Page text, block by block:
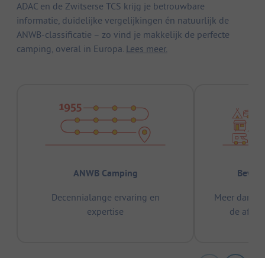
ADAC en de Zwitserse TCS krijg je betrouwbare
informatie, duidelijke vergelijkingen én natuurlijk de
ANWB-classificatie – zo vind je makkelijk de perfecte
camping, overal in Europa. Lees meer.
ANWB Camping
Decennialange ervaring en
expertise
Meer dan
de